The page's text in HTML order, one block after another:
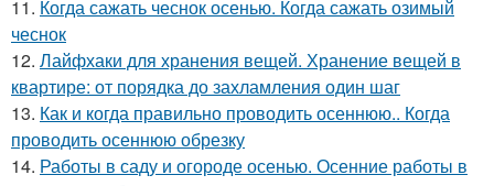
11. Когда сажать чеснок осенью. Когда сажать озимый
чеснок
12. Лайфхаки для хранения вещей. Хранение вещей в
квартире: от порядка до захламления один шаг
13. Как и когда правильно проводить осеннюю.. Когда
проводить осеннюю обрезку
14. Работы в саду и огороде осенью. Осенние работы в